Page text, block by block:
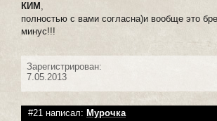
КИМ ,
полностью с вами согласна)и вообще это
минус!!!
Зарегистрирован:
7.05.2013
#21 написал: Мурочка